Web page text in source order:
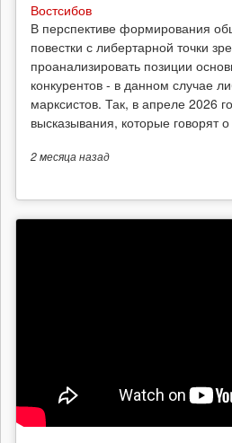
Востсибов
В перспективе формирования
повестки с либертарной точки
проанализировать позиции
конкурентов - в данном случае
марксистов. Так, в апреле 2026
высказывания, которые говорят
2 месяцаназад